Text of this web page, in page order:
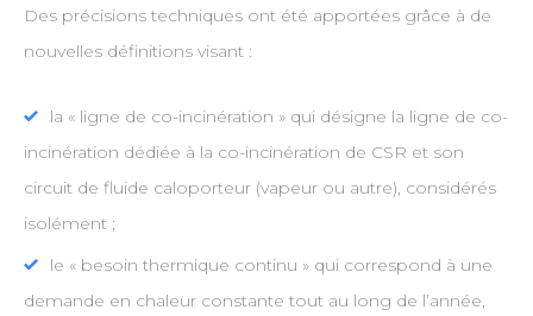
Des précisions techniques ont été apportées grâce à de
nouvelles définitions visant :
la « ligne de co-incinération » qui désigne la ligne de co-
incinération dédiée à la co-incinération de CSR et son
circuit de fluide caloporteur (vapeur ou autre), considérés
isolément ;
le « besoin thermique continu » qui correspond à une
demande en chaleur constante tout au long de l’année,